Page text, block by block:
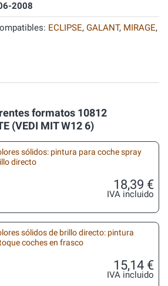
2008
ECLIPSE, GALANT, MIRAGE,
formatos 10812
(VEDI MIT W12 6)
sólidos: pintura para coche spray
directo
18,39 €
IVA incluido
sólidos de brillo directo: pintura
coches en frasco
15,14 €
IVA incluido